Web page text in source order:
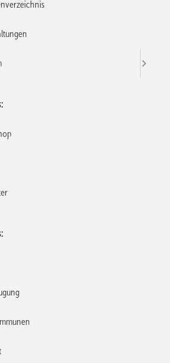
200-MW-E-
im finnischen
markiert der gestrichelte Bereich die
– eine Fläche von etwa 17